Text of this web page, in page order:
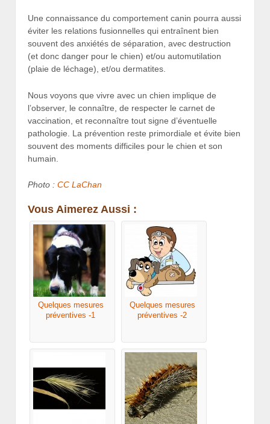
Une connaissance du comportement canin pourra aussi
éviter les relations fusionnelles qui entraînent bien
souvent des anxiétés de séparation, avec destruction
(et donc danger pour le chien) et/ou automutilation
(plaie de léchage), et/ou dermatites.
Nous voyons que vivre avec un chien implique de
l’observer, le connaître, de respecter le carnet de
vaccination, et reconnaître tout signe d’éventuelle
pathologie. La prévention reste primordiale et évite bien
souvent des moments difficiles pour le chien et son
humain.
Photo : CC LaChan
Vous Aimerez Aussi :
Quelques mesures
préventives -1
Quelques mesures
préventives -2